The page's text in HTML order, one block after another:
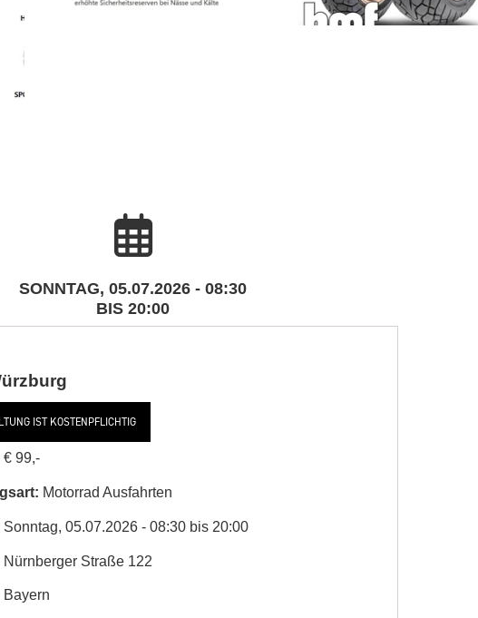
SONNTAG, 05.07.2026 - 08:30
BIS 20:00
IST KOSTENPFLICHTIG
€ 99,-
Motorrad Ausfahrten
Sonntag, 05.07.2026 - 08:30 bis 20:00
Nürnberger Straße 122
Bayern